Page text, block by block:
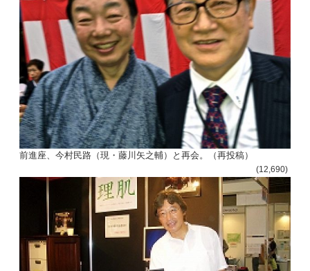
前進座、今村民路（現・藤川矢之輔）と再会。（再投稿）
(12,690)